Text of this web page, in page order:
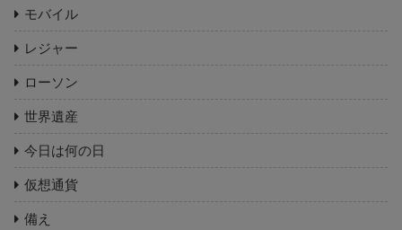
モバイル
レジャー
ローソン
世界遺産
今日は何の日
仮想通貨
備え